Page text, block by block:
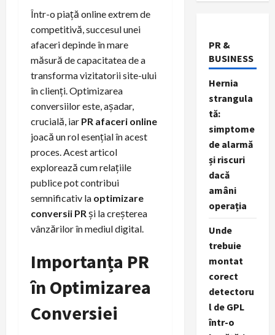
Într-o piață online extrem de
competitivă, succesul unei
afaceri depinde în mare
măsură de capacitatea de a
transforma vizitatorii site-ului
în clienți. Optimizarea
conversiilor este, așadar,
crucială, iar PR afaceri online
joacă un rol esențial în acest
proces. Acest articol
explorează cum relațiile
publice pot contribui
semnificativ la optimizare
conversii PRși la creșterea
vânzărilor în mediul digital.
Importanța PR
în Optimizarea
Conversiei
PR &
BUSINESS
Hernia
strangula
tă:
simptome
de alarmă
și riscuri
dacă
amâni
operația
Unde
trebuie
montat
corect
detectoru
l de GPL
într-o